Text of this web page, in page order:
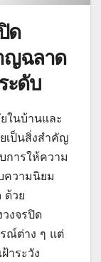
ด
ญฉลาด
ะดับ
ในบ้านและ
เป็นสิ่งสำคัญ
การให้ความ
ความนิยม
ด้วย
งจรปิด
ณ์ต่าง ๆ แต่
าระวัง